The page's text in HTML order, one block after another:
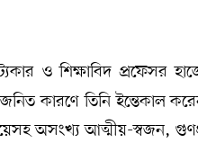
ও শিক্ষাবিদ প্রফেসর
কারণে তিনি ইন্তেকাল করেন
অসংখ্য আত্মীয়-স্বজন,